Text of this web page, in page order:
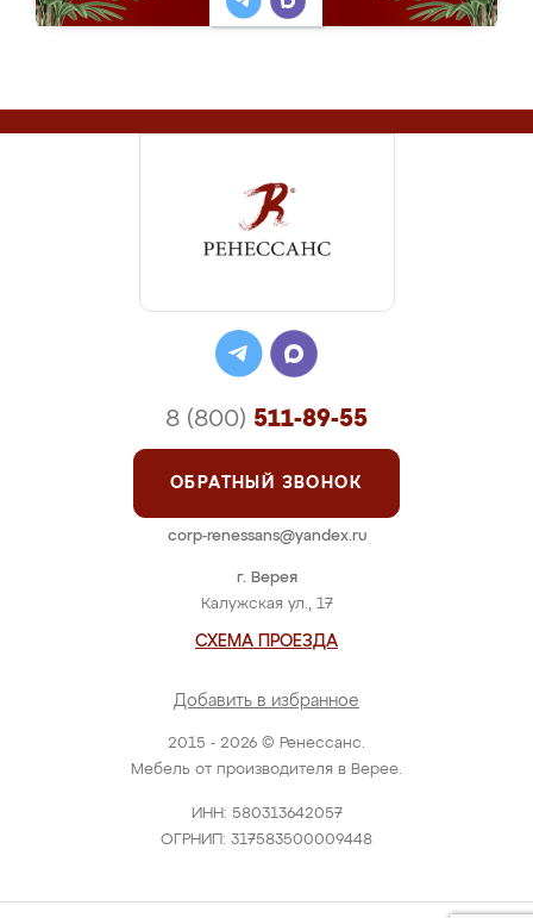
2015 - 2026 © Ренессанс.
Мебель от производителя в Верее.
ИНН: 580313642057
ОГРНИП: 317583500009448
г. Верея
Калужская ул., 17
СХЕМА ПРОЕЗДА
Добавить в избранное
8 (800) 511-89-55
ОБРАТНЫЙ ЗВОНОК
corp-renessans@yandex.ru